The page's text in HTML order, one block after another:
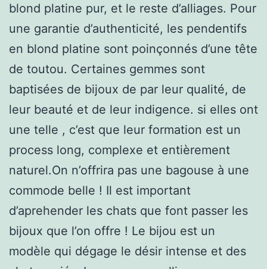
blond platine pur, et le reste d’alliages. Pour
une garantie d’authenticité, les pendentifs
en blond platine sont poinçonnés d’une tête
de toutou. Certaines gemmes sont
baptisées de bijoux de par leur qualité, de
leur beauté et de leur indigence. si elles ont
une telle , c’est que leur formation est un
process long, complexe et entièrement
naturel.On n’offrira pas une bagouse à une
commode belle ! Il est important
d’aprehender les chats que font passer les
bijoux que l’on offre ! Le bijou est un
modèle qui dégage le désir intense et des